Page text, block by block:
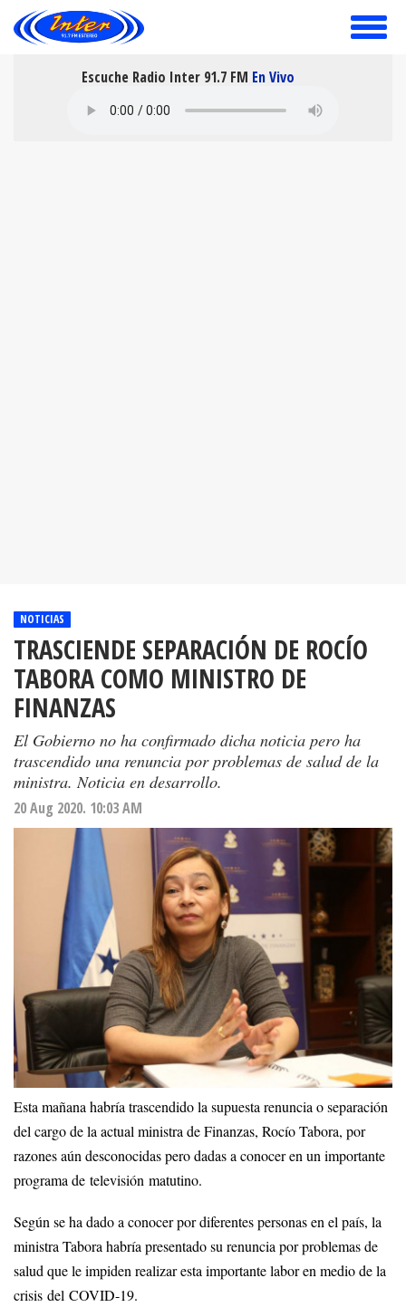
toggle
Escuche Radio Inter 91.7 FM En Vivo
NOTICIAS
TRASCIENDE SEPARACIÓN DE ROCÍO
TABORA COMO MINISTRO DE
FINANZAS
El Gobierno no ha confirmado dicha noticia pero ha
trascendido una renuncia por problemas de salud de la
ministra. Noticia en desarrollo.
20 Aug 2020. 10:03 AM
Esta mañana habría trascendido la supuesta renuncia o separación
del cargo de la actual ministra de Finanzas, Rocío Tabora, por
razones aún desconocidas pero dadas a conocer en un importante
programa de televisión matutino.
Según se ha dado a conocer por diferentes personas en el país, la
ministra Tabora habría presentado su renuncia por problemas de
salud que le impiden realizar esta importante labor en medio de la
crisis del COVID-19.